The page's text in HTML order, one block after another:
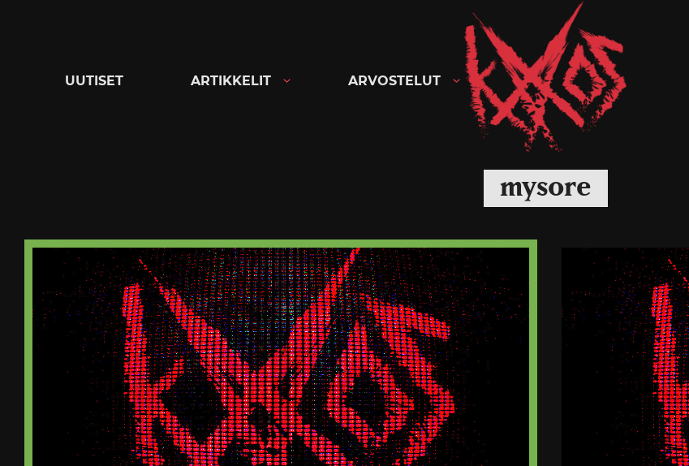
Kaaoszine
UUTISET ARTIKKELIT ARVOSTELUT
mysore